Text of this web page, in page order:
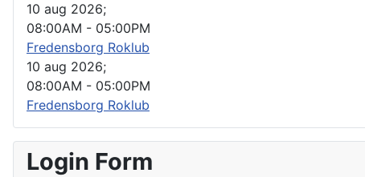
10 aug 2026;
08:00AM - 05:00PM
Fredensborg Roklub
10 aug 2026;
08:00AM - 05:00PM
Fredensborg Roklub
Login Form